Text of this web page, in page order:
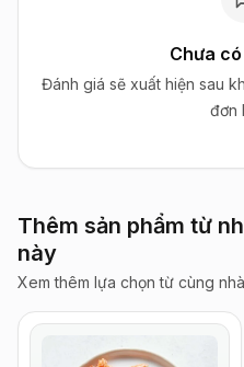
Chưa
Đánh giá sẽ xuất hiện sau
đơn
Thêm sản phẩm từ
này
Xem thêm lựa chọn từ cùng